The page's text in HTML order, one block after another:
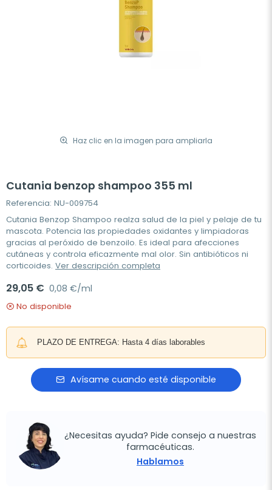
Haz clic en la imagen para ampliarla
Cutania benzop shampoo 355 ml
Referencia: NU-009754
Cutania Benzop Shampoo realza salud de la piel y pelaje de tu
mascota. Potencia las propiedades oxidantes y limpiadoras
gracias al peróxido de benzoilo. Es ideal para afecciones
cutáneas y controla eficazmente mal olor. Sin antibióticos ni
corticoides. Ver descripción completa
29,05 € 0,08 €/ml
No disponible
PLAZO DE ENTREGA: Hasta 4 días laborables
Avísame cuando esté disponible
¿Necesitas ayuda? Pide consejo a nuestras
farmacéuticas.
Hablamos